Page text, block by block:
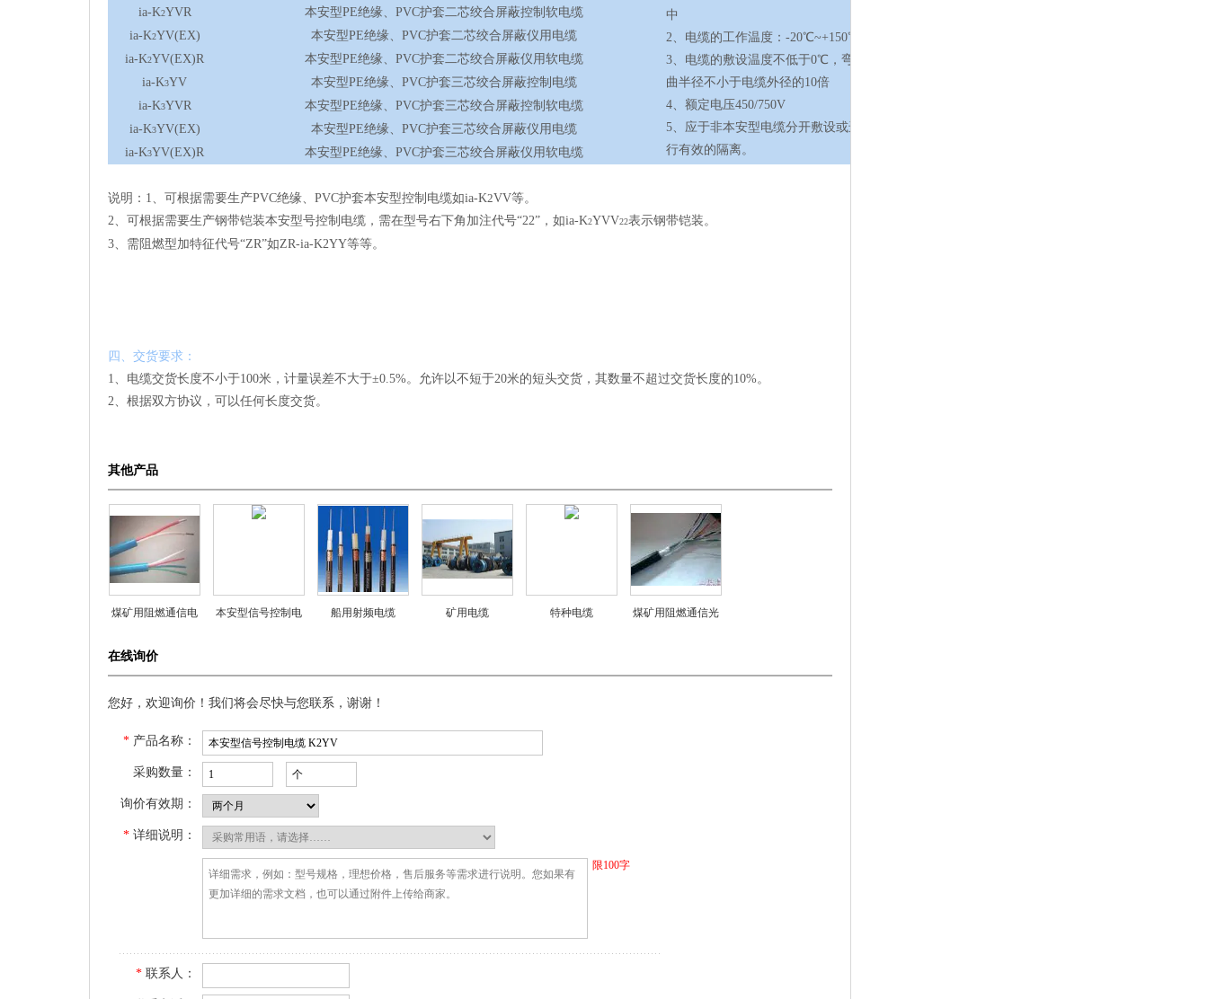
中
2、电缆的工作温度：-20℃~+150℃
3、电缆的敷设温度不低于0℃，弯
曲半径不小于电缆外径的10倍
4、额定电压450/750V
5、应于非本安型电缆分开敷设或进
行有效的隔离。
ia-K2YVR
本安型PE绝缘、PVC护套二芯绞合屏蔽控制软电缆
ia-K2YV(EX)
本安型PE绝缘、PVC护套二芯绞合屏蔽仪用电缆
ia-K2YV(EX)R
本安型PE绝缘、PVC护套二芯绞合屏蔽仪用软电缆
ia-K3YV
本安型PE绝缘、PVC护套三芯绞合屏蔽控制电缆
ia-K3YVR
本安型PE绝缘、PVC护套三芯绞合屏蔽控制软电缆
ia-K3YV(EX)
本安型PE绝缘、PVC护套三芯绞合屏蔽仪用电缆
ia-K3YV(EX)R 本安型PE绝缘、PVC护套三芯绞合屏蔽仪用软电缆
说明：1、可根据需要生产PVC绝缘、PVC护套本安型控制电缆如ia-K2VV等。
2、可根据需要生产钢带铠装本安型号控制电缆，需在型号右下角加注代号“22”，如ia-K2YVV22表示钢带铠装。
3、需阻燃型加特征代号“ZR”如ZR-ia-K2YY等等。
四、交货要求：
1、电缆交货长度不小于100米，计量误差不大于±0.5%。允许以不短于20米的短头交货，其数量不超过交货长度的10%。
2、根据双方协议，可以任何长度交货。
其他产品
煤矿用阻燃通信电 本安型信号控制电 船用射频电缆 矿用电缆 特种电缆 煤矿用阻燃通信光
在线询价
您好，欢迎询价！我们将会尽快与您联系，谢谢！
* 产品名称：
采购数量：
询价有效期：
* 详细说明：
限100字
* 联系人：